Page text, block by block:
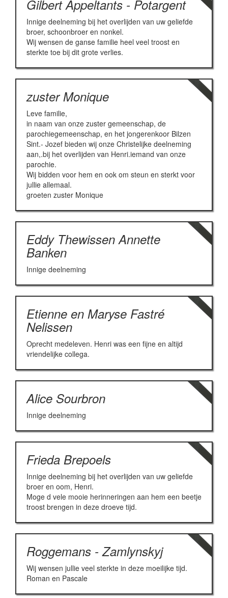
Gilbert Appeltants - Potargent
Innige deelneming bij het overlijden van uw geliefde
broer, schoonbroer en nonkel.
Wij wensen de ganse familie heel veel troost en
sterkte toe bij dit grote verlies.
zuster Monique
Leve familie,
in naam van onze zuster gemeenschap, de
parochiegemeenschap, en het jongerenkoor Bilzen
Sint.- Jozef bieden wij onze Christelijke deelneming
aan,.bij het overlijden van Henri.iemand van onze
parochie.
Wij bidden voor hem en ook om steun en sterkt voor
jullie allemaal.
groeten zuster Monique
Eddy Thewissen Annette
Banken
Innige deelneming
Etienne en Maryse Fastré
Nelissen
Oprecht medeleven. Henri was een fijne en altijd
vriendelijke collega.
Alice Sourbron
Innige deelneming
Frieda Brepoels
Innige deelneming bij het overlijden van uw geliefde
broer en oom, Henri.
Moge d vele mooie herinneringen aan hem een beetje
troost brengen in deze droeve tijd.
Roggemans - Zamlynskyj
Wij wensen jullie veel sterkte in deze moeilijke tijd.
Roman en Pascale